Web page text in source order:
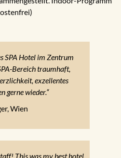
SPA Hotel im Zentrum
Bereich traumhaft,
exzellentes
gerne wieder.“
Wien
This was my best hotel